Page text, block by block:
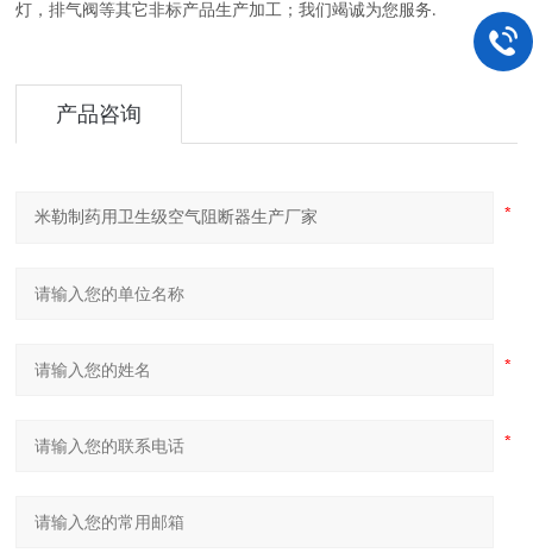
灯，排气阀等其它非标产品生产加工 ；我们竭诚为您服务.
产品咨询